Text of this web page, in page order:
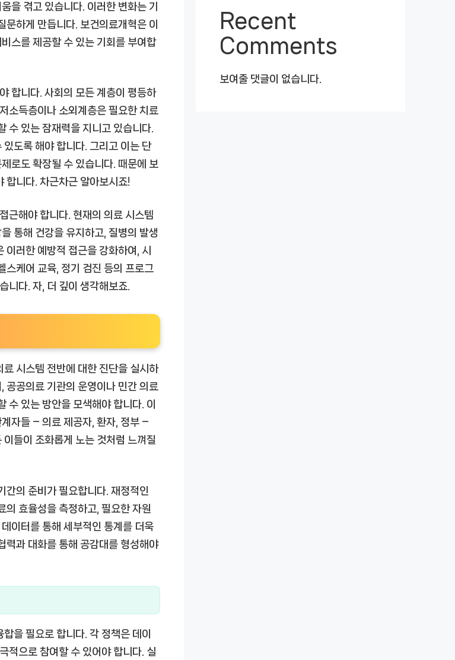
을 겪고 있습니다. 이러한 변화는 기
하게 만듭니다. 보건의료개혁은 이
스를 제공할 수 있는 기회를 부여합
합니다. 사회의 모든 계층이 평등하
소득층이나 소외계층은 필요한 치료
수 있는 잠재력을 지니고 있습니다.
도록 해야 합니다. 그리고 이는 단
로도 확장될 수 있습니다. 때문에 보
합니다. 차근차근 알아보시죠!
근해야 합니다. 현재의 의료 시스템
통해 건강을 유지하고, 질병의 발생
러한 예방적 접근을 강화하여, 시
스케어 교육, 정기 검진 등의 프로그
니다. 자, 더 깊이 생각해보죠.
시스템 전반에 대한 진단을 실시하
공공의료 기관의 운영이나 민간 의료
수 있는 방안을 모색해야 합니다. 이
자들 – 의료 제공자, 환자, 정부 –
들이 조화롭게 노는 것처럼 느껴질
간의 준비가 필요합니다. 재정적인
의 효율성을 측정하고, 필요한 자원
이터를 통해 세부적인 통계를 더욱
력과 대화를 통해 공감대를 형성해야
을 필요로 합니다. 각 정책은 데이
적으로 참여할 수 있어야 합니다. 실
Recent
Comments
보여줄 댓글이 없습니다.